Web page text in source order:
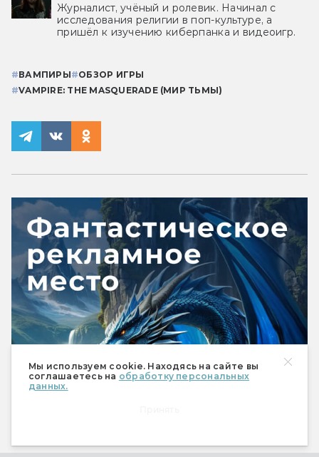
Мы используем cookie. Находясь на сайте вы
соглашаетесь на обработку персональных
данных.
Журналист, учёный и ролевик. Начинал с
исследования религии в поп-культуре, а
пришёл к изучению киберпанка и видеоигр.
#ВАМПИРЫ#ОБЗОР ИГРЫ
#VAMPIRE: THE MASQUERADE (МИР ТЬМЫ)